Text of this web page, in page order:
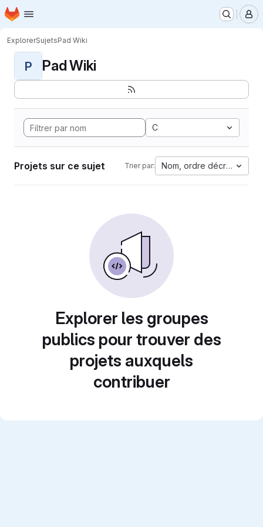
Passer au contenu principal
Page d'accueil
ExplorerSujetsPad Wiki
P Pad Wiki
C
Projets sur ce sujet Trier par: Nom, ordre décroissant
Explorer les groupes
publics pour trouver des
projets auxquels
contribuer